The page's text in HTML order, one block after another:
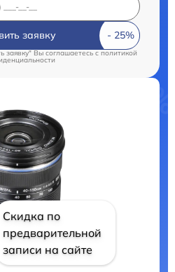
заявку
заявку" Вы соглашаетесь c политикой
Скидка по
предварительной
записи на сайте